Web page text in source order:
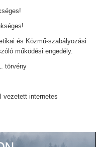
és Közmű-szabályozási
működési engedély.
törvény
vezetett internetes